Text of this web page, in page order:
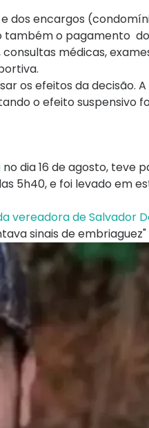
dos encargos
também o pagamento
médicas,
os efeitos da decisão.
o efeito suspensivo
no dia 16 de agosto, teve
5h40, e foi levado em
vereadora de Salvador
sinais de